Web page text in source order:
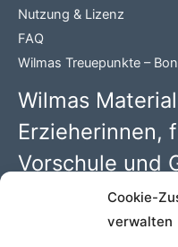
Cookie-
verwalten
Nutzung & Lizenz
FAQ
Wilmas Treuepunkte –
Wilmas
Erzieherinnen,
Vorschule und
Wilma Wochenwurm
Ideen. Begleitmaterial zu